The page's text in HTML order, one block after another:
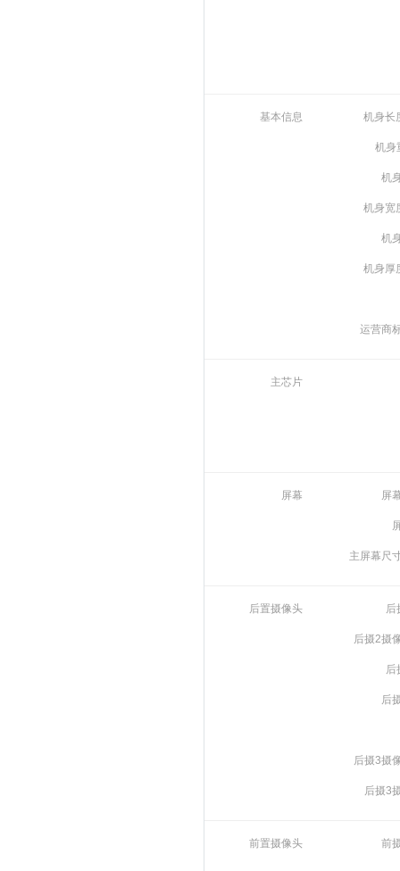
基本信息 机身长
机身
机
机身宽
机
机身厚
运营商
主芯片
屏幕 屏
主屏幕尺
后置摄像头 后
后摄2摄
后
后
后摄3摄
后摄3
前置摄像头 前